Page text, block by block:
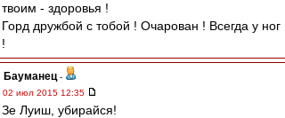
твоим - здоровья !
Горд дружбой с тобой ! Очарован ! Всегда у ног
!
Бауманец -
02 июл 2015 12:35
Зе Луиш, убирайся!